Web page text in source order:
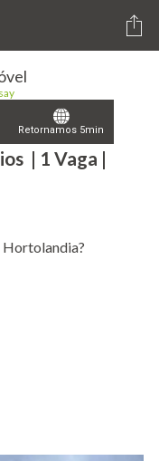
Retornamos 5min
| 1 Vaga |
Hortolandia?